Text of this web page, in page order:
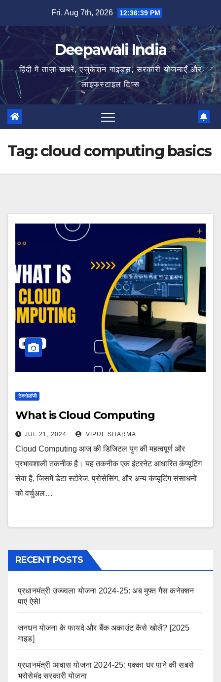
content
Fri. Aug 7th, 2026 12:36:40 PM
Deepawali India
हिंदी में ताज़ा खबरें, एजुकेशन गाइड्स, सरकारी योजनाएँ और
लाइफस्टाइल टिप्स
Tag:cloud computing basics
टेक्नोलॉजी
What is Cloud Computing
JUL 21, 2024 VIPUL SHARMA
Cloud Computing आज की डिजिटल युग की महत्वपूर्ण और
प्रभावशाली तकनीक है। यह तकनीक एक इंटरनेट आधारित कंप्यूटिंग
सेवा है, जिसमें डेटा स्टोरेज, प्रोसेसिंग, और अन्य कंप्यूटिंग संसाधनों
को वर्चुअल…
RECENT POSTS
प्रधानमंत्री उज्ज्वला योजना 2024-25: अब मुफ्त गैस कनेक्शन
पाएं ऐसे!
जनधन योजना के फायदे और बैंक अकाउंट कैसे खोलें? [2025
गाइड]
प्रधानमंत्री आवास योजना 2024-25: पक्का घर पाने की सबसे
भरोसेमंद सरकारी योजना